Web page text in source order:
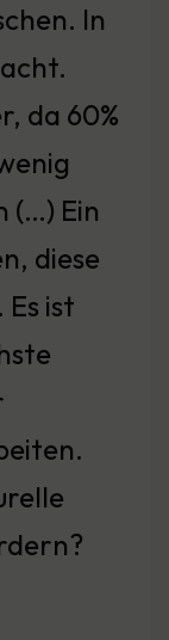
In
da 60%
(…) Ein
diese
Es ist